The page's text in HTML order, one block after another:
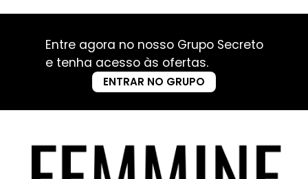
Entre agora no nosso Grupo Secreto
e tenha acesso às ofertas.
ENTRAR NO GRUPO